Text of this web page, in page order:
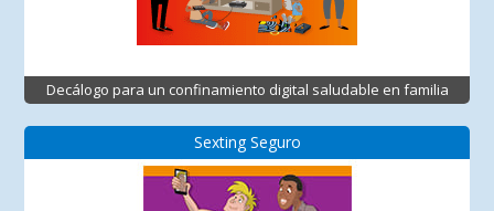
Decálogo para un confinamiento digital saludable en familia
Sexting Seguro